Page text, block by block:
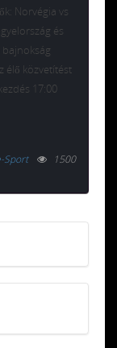
Norvégia vs
és
bajnokság
élő közvetítést
17:00
Sport
1500